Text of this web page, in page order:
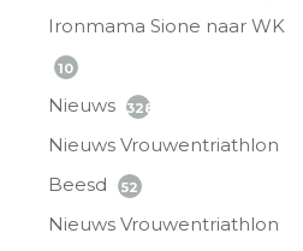
Ironmama Sione naar WK
10
Nieuws 328
Nieuws Vrouwentriathlon
Beesd
52
Nieuws Vrouwentriathlon